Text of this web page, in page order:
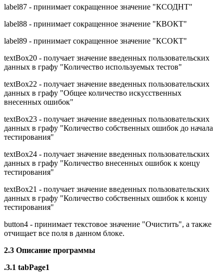
label87 - принимает сокращенное значение "КСОДНТ"
label88 - принимает сокращенное значение "КВОКТ"
label89 - принимает сокращенное значение "КСОКТ"
textBox20 - получает значение введенных пользовательских
данных в графу "Количество используемых тестов"
textBox22 - получает значение введенных пользовательских
данных в графу "Общее количество искусственных
внесенных ошибок"
textBox23 - получает значение введенных пользовательских
данных в графу "Количество собственных ошибок до начала
тестирования"
textBox24 - получает значение введенных пользовательских
данных в графу "Количество внесенных ошибок к концу
тестирования"
textBox21 - получает значение введенных пользовательских
данных в графу "Количество собственных ошибок к концу
тестирования"
button4 - принимает текстовое значение "Очистить", а также
отчищает все поля в данном блоке.
2.3 Описание программы
.3.1 tabPage1